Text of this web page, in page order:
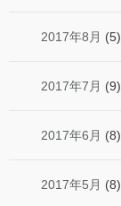
2017年8月 (5)
2017年7月 (9)
2017年6月 (8)
2017年5月 (8)